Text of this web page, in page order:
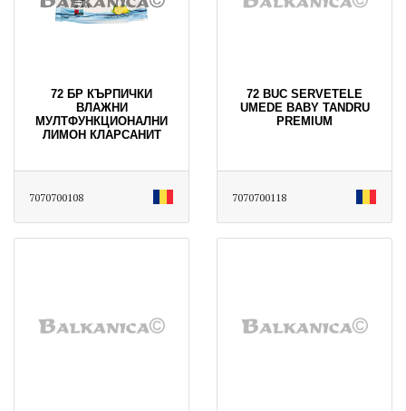
72 БР КЪРПИЧКИ
ВЛАЖНИ
МУЛТФУНКЦИОНАЛНИ
ЛИМОН КЛАРСАНИТ
7070700108
72 BUC SERVETELE
UMEDE BABY TANDRU
PREMIUM
7070700118